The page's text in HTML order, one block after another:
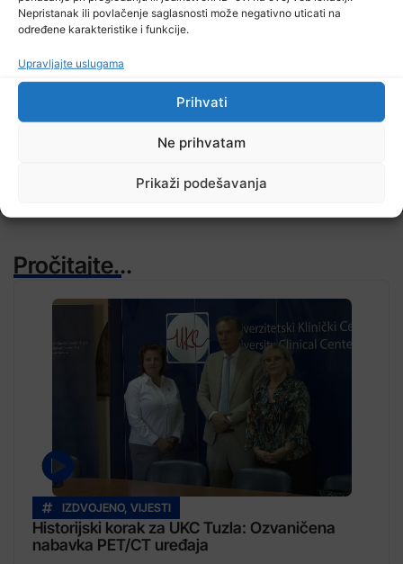
Nepristanak ili povlačenje saglasnosti može negativno uticati na
određene karakteristike i funkcije.
Upravljajte uslugama
Prihvati
Ne prihvatam
Prikaži podešavanja
TV RASPORED
Pročitajte...
IZDVOJENO, VIJESTI
Historijski korak za UKC Tuzla: Ozvaničena
nabavka PET/CT uređaja